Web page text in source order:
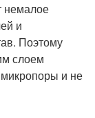
немалое
и
Поэтому
слоем
микропоры и не